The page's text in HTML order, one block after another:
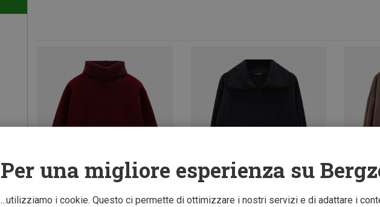
Per una migliore esperienza su
...utilizziamo i cookie. Questo ci permette di ottimizzare i nostri servizi e di adattare i